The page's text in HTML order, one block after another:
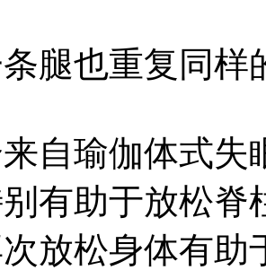
也重复同样
瑜伽体式失
有助于放松
放松身体有助